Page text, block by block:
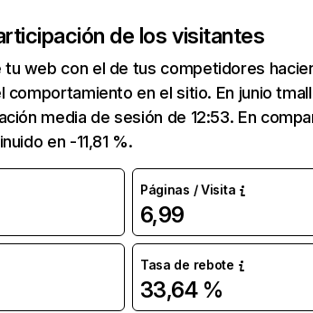
de los visitantes
web con el de tus competidores
comportamiento en el sitio. En junio
media de sesión de 12:53. En
en -11,81 %.
Páginas / Visita
6,99
Tasa de rebote
33,64 %